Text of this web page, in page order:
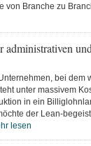
von Branche zu
administrativen
bei dem
unter massivem
in ein
der Lean-
lesen